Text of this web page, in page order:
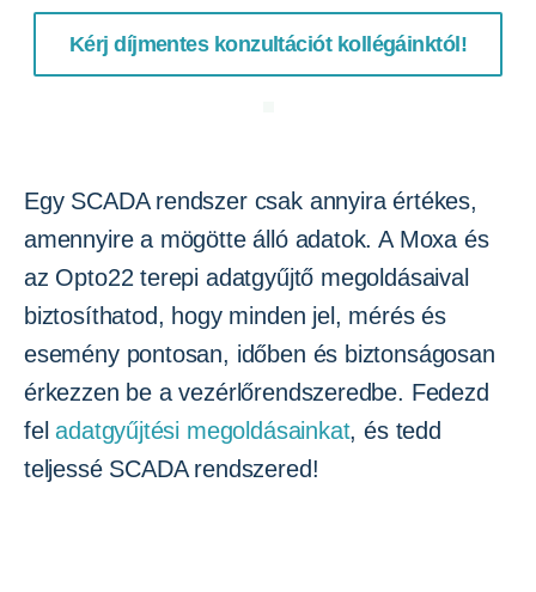
Kérj díjmentes konzultációt kollégáinktól!
Egy SCADA rendszer csak annyira értékes,
amennyire a mögötte álló adatok. A Moxa és
az Opto22 terepi adatgyűjtő megoldásaival
biztosíthatod, hogy minden jel, mérés és
esemény pontosan, időben és biztonságosan
érkezzen be a vezérlőrendszeredbe. Fedezd
feladatgyűjtési megoldásainkat, és tedd
teljessé SCADA rendszered!